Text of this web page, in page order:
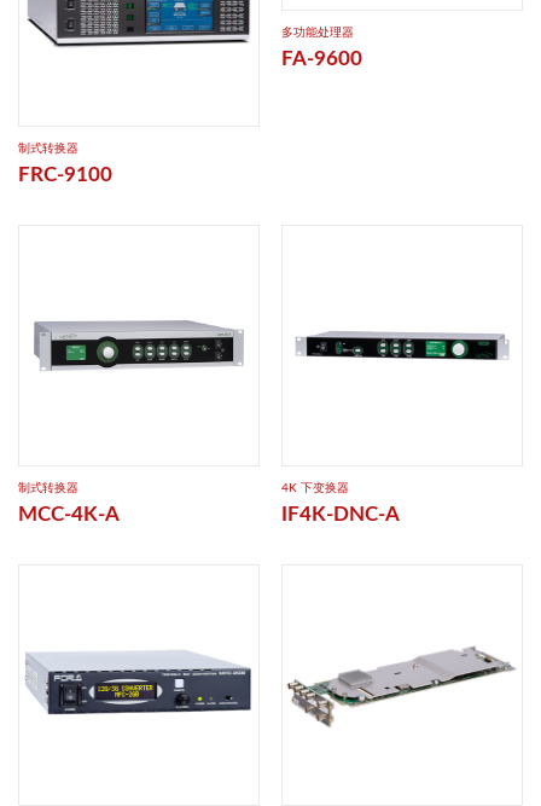
制式转换器
FRC-9100
多功能处理器
FA-9600
制式转换器
MCC-4K-A
4K 下变换器
IF4K-DNC-A